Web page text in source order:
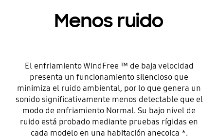
Menos ruido
El enfriamiento WindFree ™ de baja velocidad
presenta un funcionamiento silencioso que
minimiza el ruido ambiental, por lo que genera un
sonido significativamente menos detectable que el
modo de enfriamiento Normal. Su bajo nivel de
ruido está probado mediante pruebas rígidas en
cada modelo en una habitación anecoica *.